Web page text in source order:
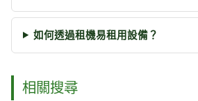
如何透過租機易租用設備？
相關搜尋